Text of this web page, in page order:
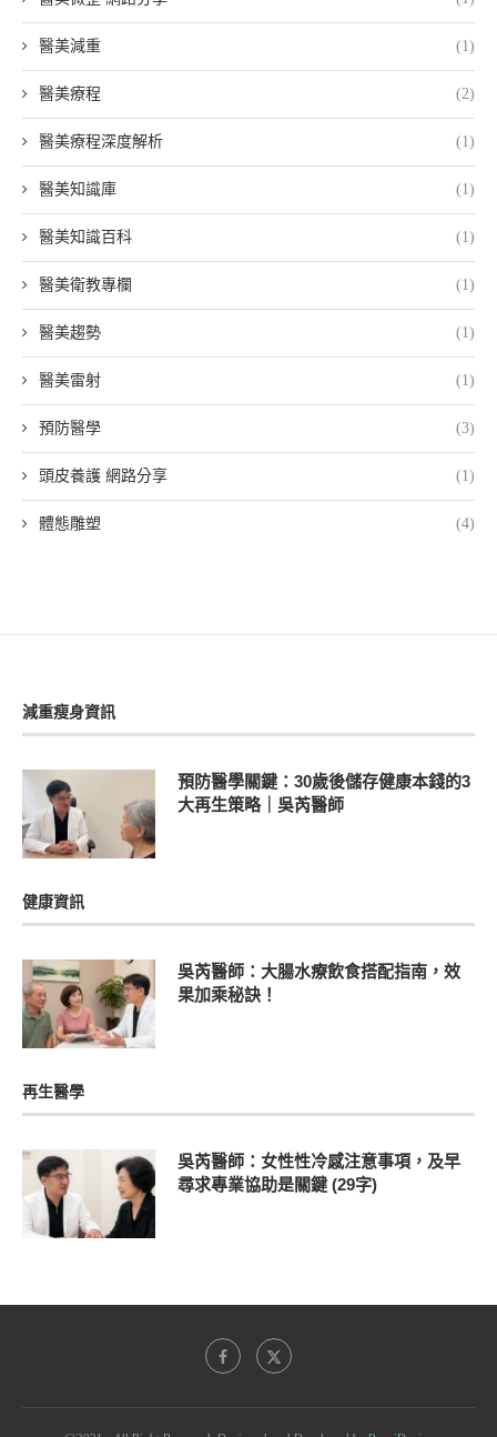
醫美減重 (1)
醫美療程 (2)
醫美療程深度解析 (1)
醫美知識庫 (1)
醫美知識百科 (1)
醫美衛教專欄 (1)
醫美趨勢 (1)
醫美雷射 (1)
預防醫學 (3)
頭皮養護 網路分享 (1)
體態雕塑 (4)
減重瘦身資訊
預防醫學關鍵：30歲後儲存健康本錢的3
大再生策略｜吳芮醫師
健康資訊
吳芮醫師：大腸水療飲食搭配指南，效
果加乘秘訣！
再生醫學
吳芮醫師：女性性冷感注意事項，及早
尋求專業協助是關鍵 (29字)